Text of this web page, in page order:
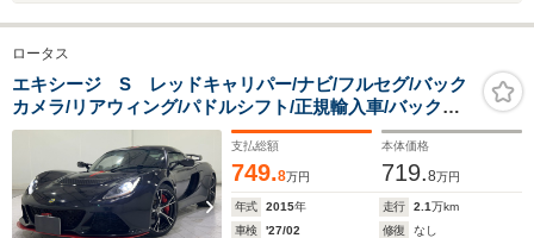
ロータス
エキシージ S レッドキャリパー/ナビ/フルセグ/バック
カメラ/リアウィング/パドルシフト/正規輸入車/バックカ
メラ/6気筒DOHCSチャージャー/CBC/ESC/18アルミホイ
ール/リアルーフスポイラー/メタリックブラック
支払総額
749.8万円
本体価格
719.8万円
年式 2015年 走行 2.1万km
車検
'27/02 修復
なし